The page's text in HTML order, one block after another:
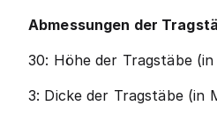
Abmessungen der
30: Höhe der Tragstäbe
3: Dicke der Tragstäbe (in